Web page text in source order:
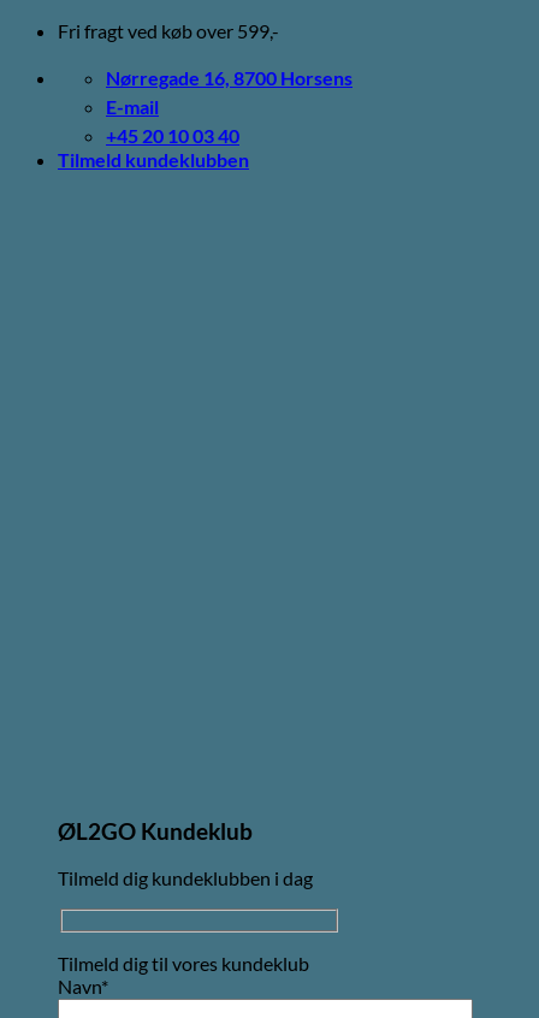
Fortsæt
indhold
Fri fragt ved køb over 599,-
Nørregade 16, 8700 Horsens
E-mail
+45 20 10 03 40
Tilmeld kundeklubben
ØL2GO Kundeklub
Tilmeld dig kundeklubben i dag
Tilmeld dig til vores kundeklub
Navn*